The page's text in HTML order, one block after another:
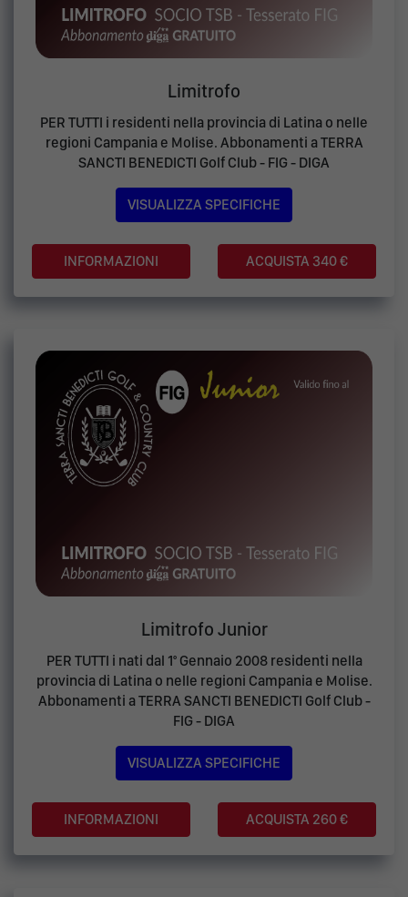
Limitrofo
PER TUTTI i residenti nella provincia di Latina o nelle
regioni Campania e Molise. Abbonamenti a TERRA
SANCTI BENEDICTI Golf Club - FIG - DIGA
VISUALIZZA SPECIFICHE
ACQUISTA 340 €
Limitrofo Junior
PER TUTTI i nati dal 1° Gennaio 2008 residenti nella
provincia di Latina o nelle regioni Campania e Molise.
Abbonamenti a TERRA SANCTI BENEDICTI Golf Club -
FIG - DIGA
VISUALIZZA SPECIFICHE
ACQUISTA 260 €